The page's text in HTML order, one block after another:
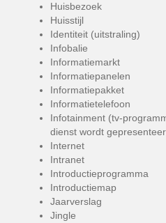
Huisbezoek
Huisstijl
Identiteit (uitstraling)
Infobalie
Informatiemarkt
Informatiepanelen
Informatiepakket
Informatietelefoon
Infotainment (tv-
dienst wordt
Internet
Intranet
Introductieprogramma
Introductiemap
Jaarverslag
Jingle